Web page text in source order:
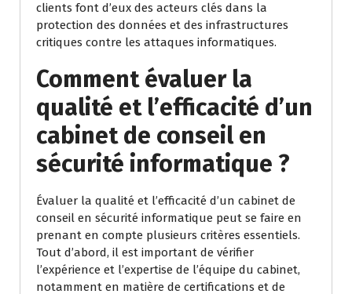
clients font d’eux des acteurs clés dans la
protection des données et des infrastructures
critiques contre les attaques informatiques.
Comment évaluer la
qualité et l’efficacité d’un
cabinet de conseil en
sécurité informatique ?
Évaluer la qualité et l’efficacité d’un cabinet de
conseil en sécurité informatique peut se faire en
prenant en compte plusieurs critères essentiels.
Tout d’abord, il est important de vérifier
l’expérience et l’expertise de l’équipe du cabinet,
notamment en matière de certifications et de